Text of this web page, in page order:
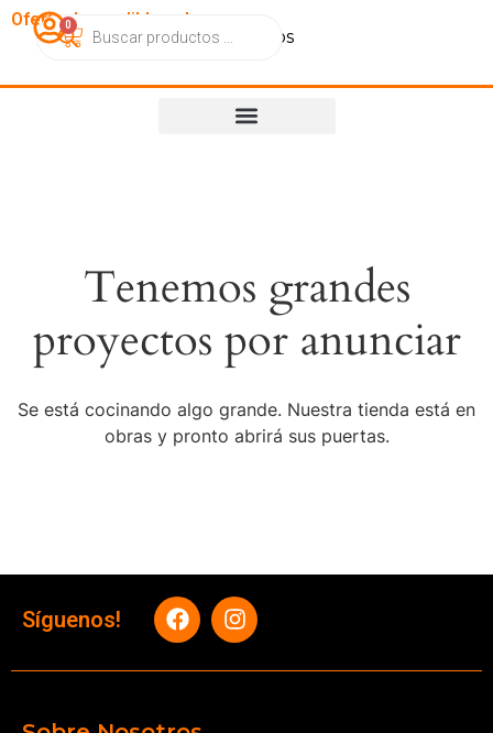
OfertasImperdibles.cl
CatálogoContactoNosotros
0
Tenemos grandes
proyectos por anunciar
Se está cocinando algo grande. Nuestra tienda está en
obras y pronto abrirá sus puertas.
Síguenos!